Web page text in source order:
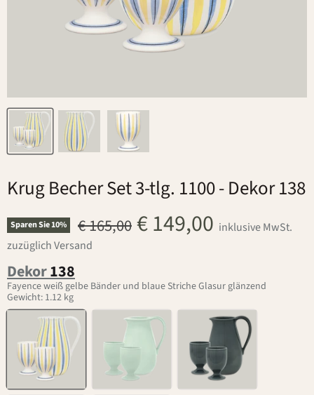
Krug Becher Set 3-tlg. 1100- Dekor 138
Sparen Sie10% Ursprünglicher Preis
€ 165,00 Aktueller Preis
€ 149,00 inklusive MwSt.
zuzüglich Versand
Dekor138
Fayence weiß gelbe Bänder und blaue Striche Glasur glänzend
Gewicht: 1.12 kg